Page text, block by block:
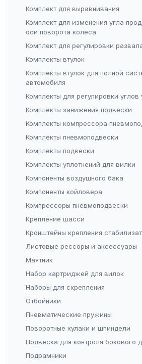
Комплект для выравнивания
Комплект для изменения угла
оси поворота колеса
Комплект для регулировки
Комплекты втулок
Комплекты втулок для полной
автомобиля
Комплекты для регулировки углов
Комплекты занижения подвески
Комплекты компрессора
Комплекты пневмоподвески
Комплекты подвески
Комплекты уплотнений для вилки
Компоненты воздушного бака
Компоненты койловера
Компрессоры пневмоподвески
Крепление шасси
Кронштейны крепления
Листовые рессоры и аксессуары
Маятник
Набор картриджей для вилок
Наборы для скрепления
Отбойники
Пневматические пружины
Поворотные кулаки и шпиндели
Подвеска для контроля бокового
Подрамники